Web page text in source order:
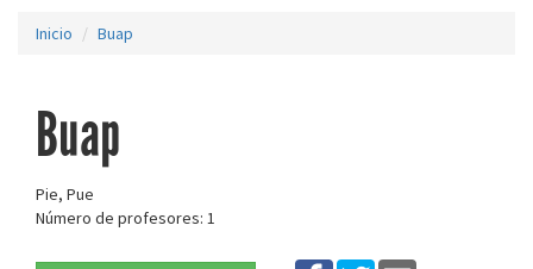
Inicio Buap
Buap
Pie, Pue
Número de profesores: 1